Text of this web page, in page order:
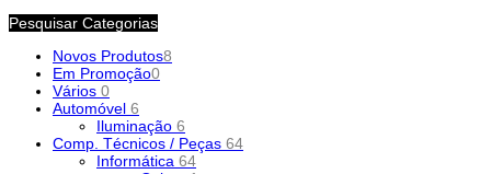
Pesquisar Categorias
Novos Produtos8
Em Promoção0
Vários 0
Automóvel 6
Iluminação 6
Comp. Técnicos / Peças 64
Informática 64